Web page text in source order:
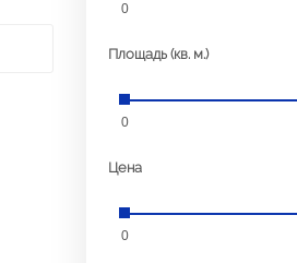
0
Площадь (кв. м.)
0
Цена
0